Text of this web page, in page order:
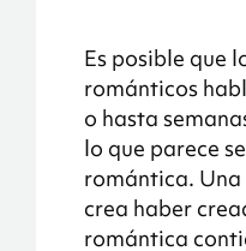
Es posible que
románticos
o hasta
lo que parece
romántica.
crea haber
romántica